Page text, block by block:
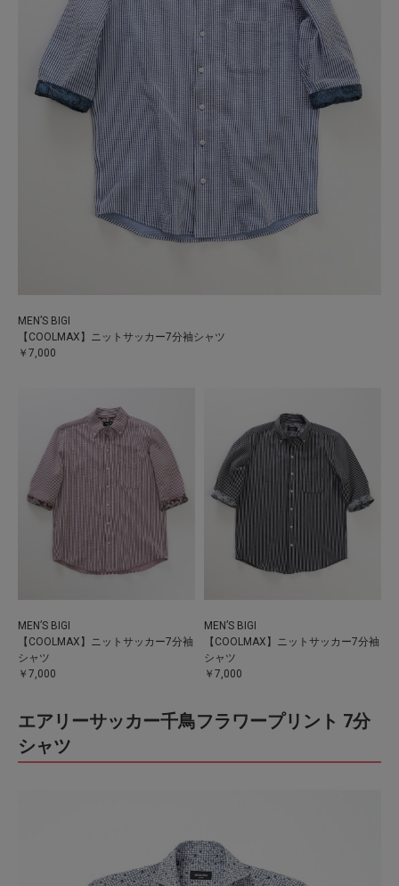
MEN’S BIGI
【COOLMAX】ニットサッカー7分袖シャツ
￥7,000
MEN’S BIGI
【COOLMAX】ニットサッカー7分袖
シャツ
￥7,000
MEN’S BIGI
【COOLMAX】ニットサッカー7分袖
シャツ
￥7,000
エアリーサッカー千鳥フラワープリント 7分
シャツ